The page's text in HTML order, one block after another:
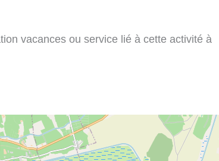
vacances ou service lié à cette activité à